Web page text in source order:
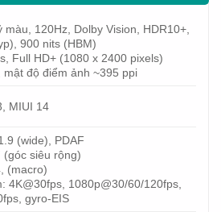
màu, 120Hz, Dolby Vision, HDR10+,
900 nits (HBM)
Full HD+ (1080 x 2400 pixels)
mật độ điểm ảnh ~395 ppi
MIUI 14
(wide), PDAF
(góc siêu rộng)
(macro)
4K@30fps, 1080p@30/60/120fps,
gyro-EIS